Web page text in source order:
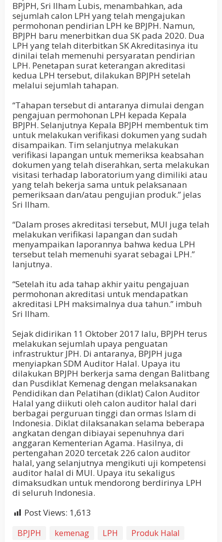
BPJPH, Sri Ilham Lubis, menambahkan, ada
sejumlah calon LPH yang telah mengajukan
permohonan pendirian LPH ke BPJPH. Namun,
BPJPH baru menerbitkan dua SK pada 2020. Dua
LPH yang telah diterbitkan SK Akreditasinya itu
dinilai telah memenuhi persyaratan pendirian
LPH. Penetapan surat keterangan akreditasi
kedua LPH tersebut, dilakukan BPJPH setelah
melalui sejumlah tahapan.
“Tahapan tersebut di antaranya dimulai dengan
pengajuan permohonan LPH kepada Kepala
BPJPH. Selanjutnya Kepala BPJPH membentuk tim
untuk melakukan verifikasi dokumen yang sudah
disampaikan. Tim selanjutnya melakukan
verifikasi lapangan untuk memeriksa keabsahan
dokumen yang telah diserahkan, serta melakukan
visitasi terhadap laboratorium yang dimiliki atau
yang telah bekerja sama untuk pelaksanaan
pemeriksaan dan/atau pengujian produk.” jelas
Sri Ilham.
“Dalam proses akreditasi tersebut, MUI juga telah
melakukan verifikasi lapangan dan sudah
menyampaikan laporannya bahwa kedua LPH
tersebut telah memenuhi syarat sebagai LPH.”
lanjutnya.
“Setelah itu ada tahap akhir yaitu pengajuan
permohonan akreditasi untuk mendapatkan
akreditasi LPH maksimalnya dua tahun.” imbuh
Sri Ilham.
Sejak didirikan 11 Oktober 2017 lalu, BPJPH terus
melakukan sejumlah upaya penguatan
infrastruktur JPH. Di antaranya, BPJPH juga
menyiapkan SDM Auditor Halal. Upaya itu
dilakukan BPJPH berkerja sama dengan Balitbang
dan Pusdiklat Kemenag dengan melaksanakan
Pendidikan dan Pelatihan (diklat) Calon Auditor
Halal yang diikuti oleh calon auditor halal dari
berbagai perguruan tinggi dan ormas Islam di
Indonesia. Diklat dilaksanakan selama beberapa
angkatan dengan dibiayai sepenuhnya dari
anggaran Kementerian Agama. Hasilnya, di
pertengahan 2020 tercetak 226 calon auditor
halal, yang selanjutnya mengikuti uji kompetensi
auditor halal di MUI. Upaya itu sekaligus
dimaksudkan untuk mendorong berdirinya LPH
di seluruh Indonesia.
Post Views: 1,613
BPJPH kemenag LPH Produk Halal